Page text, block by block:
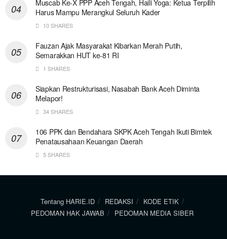
Muscab Ke-X PPP Aceh Tengah, Haili Yoga: Ketua Terpilih
Harus Mampu Merangkul Seluruh Kader
10 SHARES
Fauzan Ajak Masyarakat Kibarkan Merah Putih,
Semarakkan HUT ke-81 RI
1 SHARES
Siapkan Restrukturisasi, Nasabah Bank Aceh Diminta
Melapor!
34 SHARES
106 PPK dan Bendahara SKPK Aceh Tengah Ikuti Bimtek
Penatausahaan Keuangan Daerah
5 SHARES
Tentang HARIE.ID REDAKSI
KODE ETIK
PEDOMAN HAK JAWAB
PEDOMAN MEDIA SIBER